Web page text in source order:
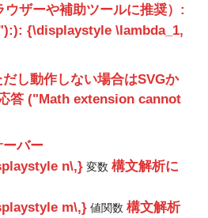
_{3}\cdot
ザーや補助ツールに推奨）:
{\displaystyle \lambda_1,
し動作しない場合はSVGか
答 ("Math extension cannot
バー
n\,} 変数 構文解析に
m\,} 値関数 構文解析